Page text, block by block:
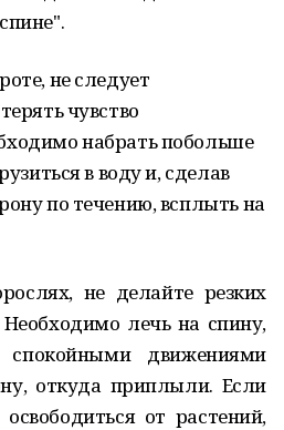
не следует
чувство
набрать побольше
в воду и, сделав
по течению, всплыть на
не делайте резких
лечь на спину,
спокойными движениями
откуда приплыли. Если
от растений,